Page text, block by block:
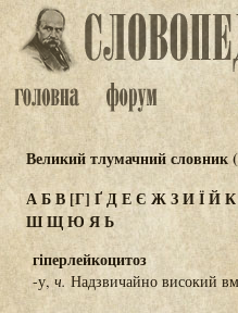
Великий тлумачний словник
АБВ[Г] ҐДЕЄ ЖЗИЇЙК
ШЩЮЯЬ
гіперлейкоцитоз
-у, ч. Надзвичайно високий